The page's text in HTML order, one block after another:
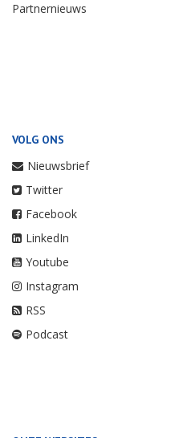
Partnernieuws
VOLG ONS
Nieuwsbrief
Twitter
Facebook
LinkedIn
Youtube
Instagram
RSS
Podcast